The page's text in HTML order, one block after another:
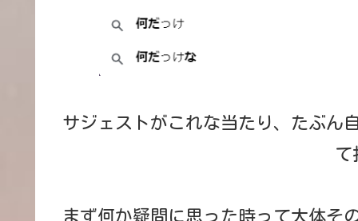
サジェストがこれな当たり、たぶん
て
まず何か疑問に思った時って大体そ